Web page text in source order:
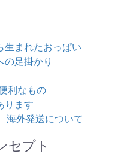
生まれたおっぱい
の足掛かり
利なもの
ります
海外発送について
セプト